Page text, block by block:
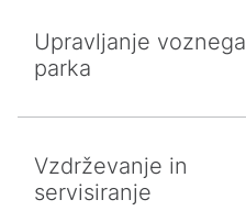
Upravljanje voznega
parka
Vzdrževanje in
servisiranje